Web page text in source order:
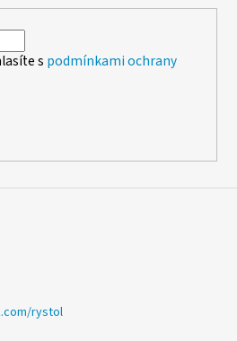
s podmínkami ochrany
rystol